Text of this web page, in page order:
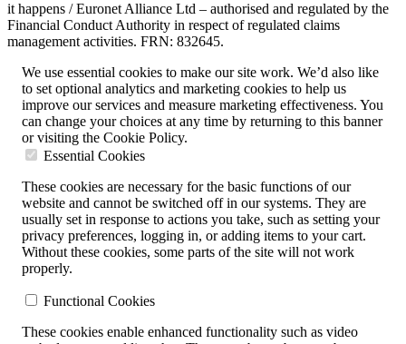
it happens / Euronet Alliance Ltd – authorised and regulated by the
Financial Conduct Authority in respect of regulated claims
management activities. FRN: 832645.
We use essential cookies to make our site work. We’d also like
to set optional analytics and marketing cookies to help us
improve our services and measure marketing effectiveness. You
can change your choices at any time by returning to this banner
or visiting the Cookie Policy.
Essential Cookies
These cookies are necessary for the basic functions of our
website and cannot be switched off in our systems. They are
usually set in response to actions you take, such as setting your
privacy preferences, logging in, or adding items to your cart.
Without these cookies, some parts of the site will not work
properly.
Functional Cookies
These cookies enable enhanced functionality such as video